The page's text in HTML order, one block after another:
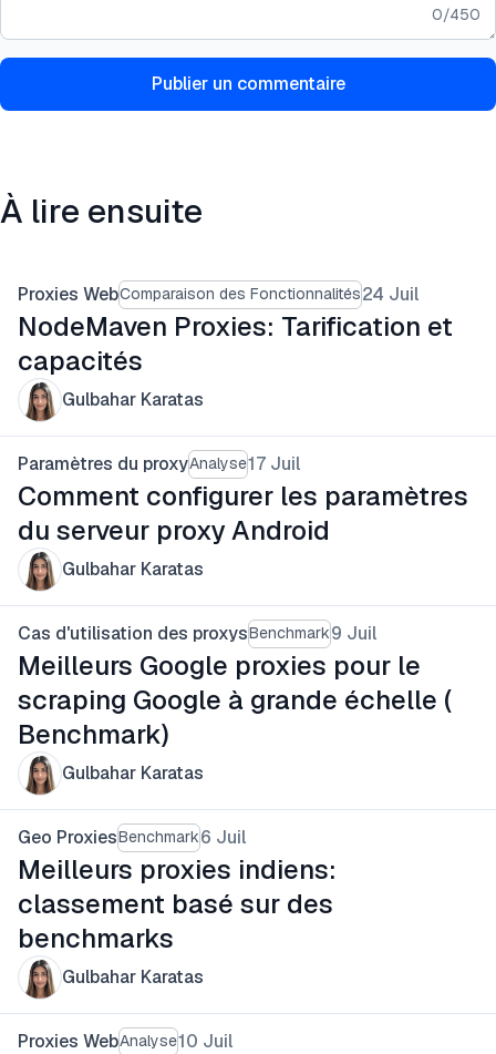
0/450
Publier un commentaire
À lire ensuite
Proxies WebComparaison des Fonctionnalités24 Juil
NodeMaven Proxies: Tarification et
capacités
Gulbahar Karatas
Paramètres du proxyAnalyse17 Juil
Comment configurer les paramètres
du serveur proxy Android
Gulbahar Karatas
Cas d'utilisation des proxysBenchmark9 Juil
Meilleurs Google proxies pour le
scraping Google à grande échelle (
Benchmark)
Gulbahar Karatas
Geo ProxiesBenchmark6 Juil
Meilleurs proxies indiens:
classement basé sur des
benchmarks
Gulbahar Karatas
Proxies WebAnalyse10 Juil